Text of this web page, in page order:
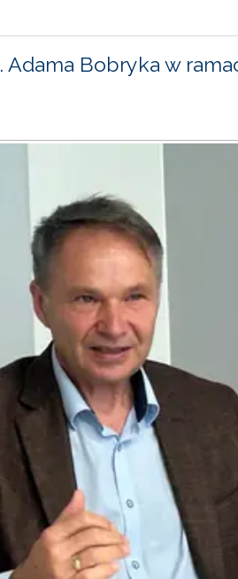
Adama Bobryka w